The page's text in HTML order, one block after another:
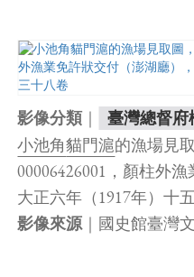
影像分類｜ 臺灣總督府
小池角貓門滬的漁場見
00006426001，顏柱外
大正六年（1917年）十
影像來源｜國史館臺灣文